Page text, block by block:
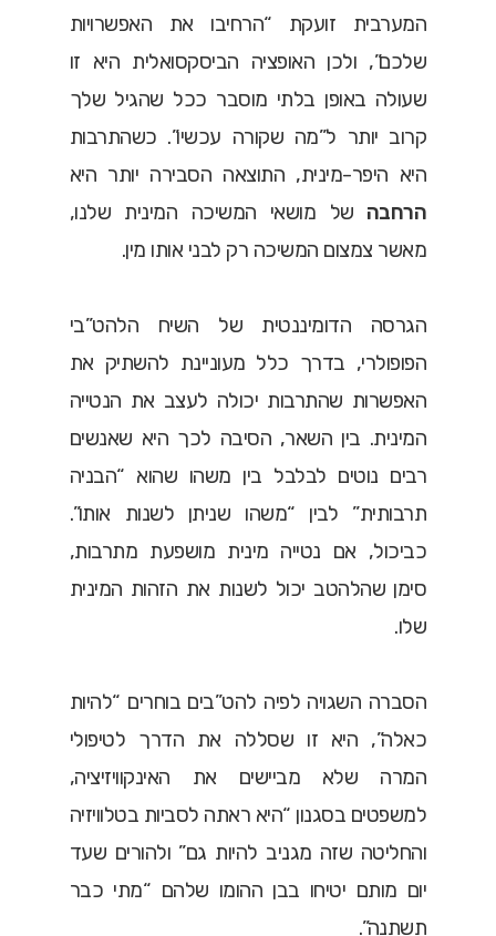
המערבית זועקת “הרחיבו את האפשרויות
שלכם”, ולכן האופציה הביסקסואלית היא זו
שעולה באופן בלתי מוסבר ככל שהגיל שלך
קרוב יותר ל”מה שקורה עכשיו”. כשהתרבות
היא היפר-מינית, התוצאה הסבירה יותר היא
הרחבה של מושאי המשיכה המינית שלנו,
מאשר צמצום המשיכה רק לבני אותו מין.
הגרסה הדומיננטית של השיח הלהט”בי
הפופולרי, בדרך כלל מעוניינת להשתיק את
האפשרות שהתרבות יכולה לעצב את הנטייה
המינית. בין השאר, הסיבה לכך היא שאנשים
רבים נוטים לבלבל בין משהו שהוא “הבניה
תרבותית” לבין “משהו שניתן לשנות אותו”.
כביכול, אם נטייה מינית מושפעת מתרבות,
סימן שהלהטב יכול לשנות את הזהות המינית
שלו.
הסברה השגויה לפיה להט”בים בוחרים “להיות
כאלה”, היא זו שסללה את הדרך לטיפולי
המרה שלא מביישים את האינקוויזיציה,
למשפטים בסגנון “היא ראתה לסביות בטלוויזיה
והחליטה שזה מגניב להיות גם” ולהורים שעד
יום מותם יטיחו בבן ההומו שלהם “מתי כבר
תשתנה”.